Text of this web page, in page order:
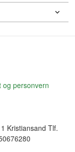
og personvern
Kristiansand Tlf.